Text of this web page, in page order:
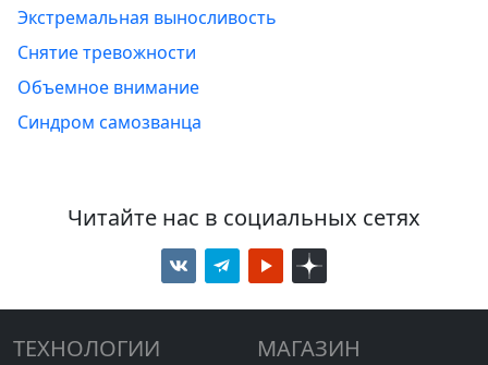
Экстремальная выносливость
Снятие тревожности
Объемное внимание
Синдром самозванца
Читайте нас в социальных сетях
ТЕХНОЛОГИИ МАГАЗИН